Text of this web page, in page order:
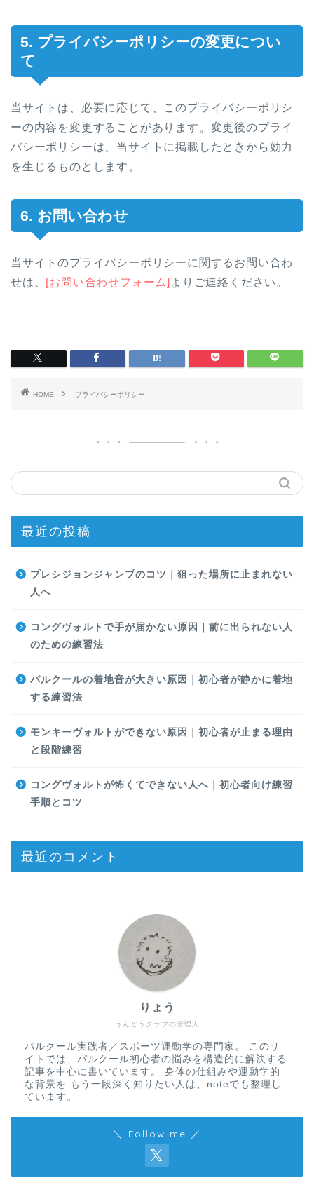
5. プライバシーポリシーの変更につい
て
当サイトは、必要に応じて、このプライバシーポリシ
ーの内容を変更することがあります。変更後のプライ
バシーポリシーは、当サイトに掲載したときから効力
を生じるものとします。
6. お問い合わせ
当サイトのプライバシーポリシーに関するお問い合わ
せは、 [お問い合わせフォーム] よりご連絡ください。
HOME プライバシーポリシー
最近の投稿
プレシジョンジャンプのコツ｜狙った場所に止まれない
人へ
コングヴォルトで手が届かない原因｜前に出られない人
のための練習法
パルクールの着地音が大きい原因｜初心者が静かに着地
する練習法
モンキーヴォルトができない原因｜初心者が止まる理由
と段階練習
コングヴォルトが怖くてできない人へ｜初心者向け練習
手順とコツ
最近のコメント
うんどうクラブの管理人
りょう
パルクール実践者／スポーツ運動学の専門家。 このサ
イトでは、パルクール初心者の悩みを構造的に解決する
記事を中心に書いています。 身体の仕組みや運動学的
な背景を もう一段深く知りたい人は、noteでも整理し
ています。
＼ Follow me ／